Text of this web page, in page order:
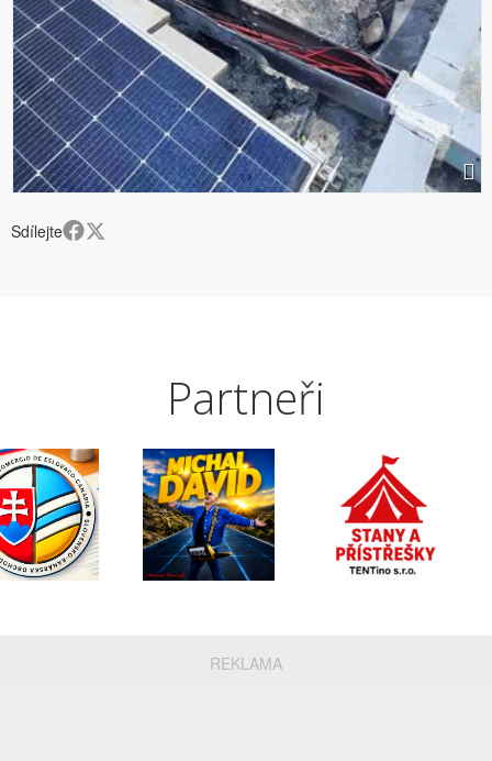
Sdílejte
Partneři
REKLAMA